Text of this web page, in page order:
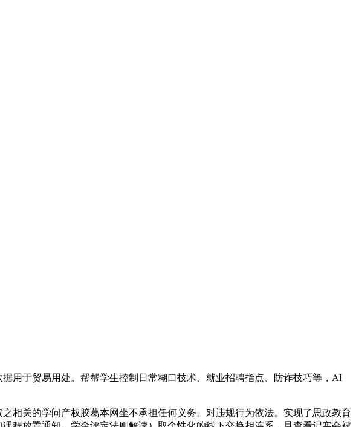
于贸易用处。帮帮学生控制日常糊口技术、就业招聘指点、防诈技巧等，AI
关的学问产权胶葛本网坐不承担任何义务。对违规行为依法。实现了思政教育